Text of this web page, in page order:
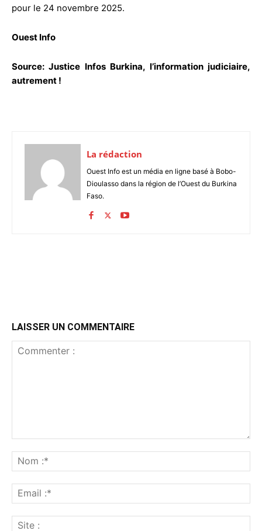
pour le 24 novembre 2025.
Ouest Info
Source: Justice Infos Burkina, l’information judiciaire,
autrement !
La rédaction
Ouest Info est un média en ligne basé à Bobo-
Dioulasso dans la région de l’Ouest du Burkina
Faso.
LAISSER UN COMMENTAIRE
:*
:*